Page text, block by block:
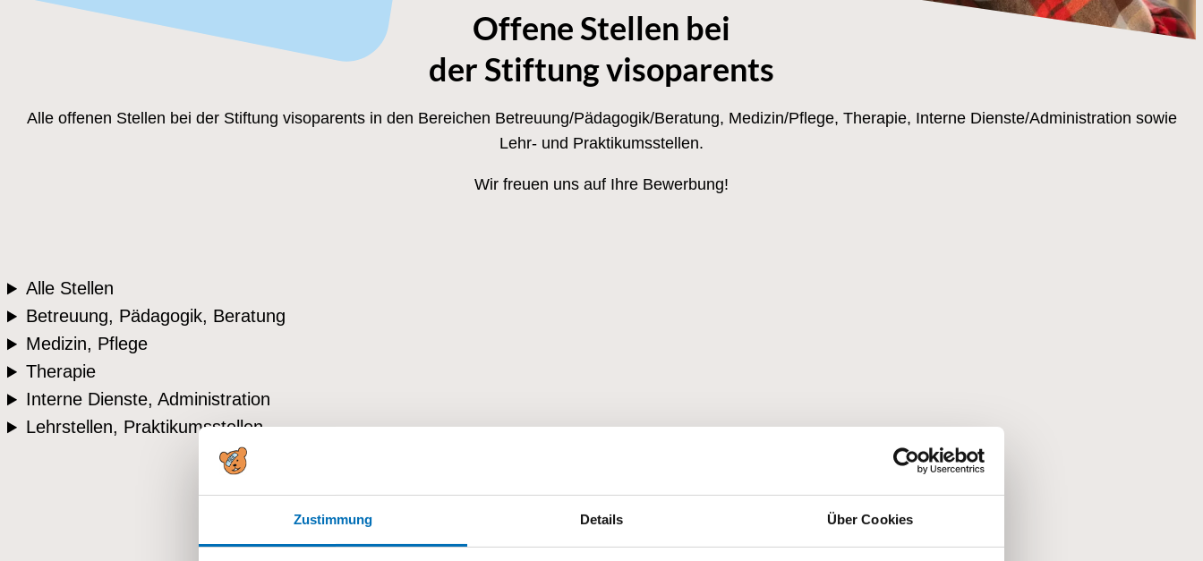
Zustimmung Details Über Cookies
Offene Stellen bei
der Stiftung visoparents
Alle offenen Stellen bei der Stiftung visoparents in den Bereichen Betreuung/Pädagogik/Beratung, Medizin/Pflege, Therapie, Interne Dienste/Administration sowie
Lehr- und Praktikumsstellen.
Wir freuen uns auf Ihre Bewerbung!
Alle Stellen
Betreuung, Pädagogik, Beratung
Medizin, Pflege
Therapie
Interne Dienste, Administration
Lehrstellen, Praktikumsstellen
Erfahren Sie mehr!
Die folgenden Beiträge ermöglichen Ihnen einen kleinen Einblick in unsere Kita Kinderhaus Imago